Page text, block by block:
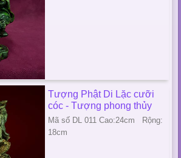
Tượng Phật Di Lặc cưỡi
cóc - Tượng phong thủy
Mã số DL 011 Cao:24cm Rộng:
18cm